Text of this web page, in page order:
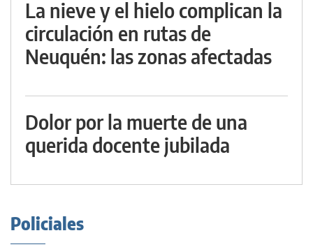
La nieve y el hielo complican la
circulación en rutas de
Neuquén: las zonas afectadas
Dolor por la muerte de una
querida docente jubilada
Policiales